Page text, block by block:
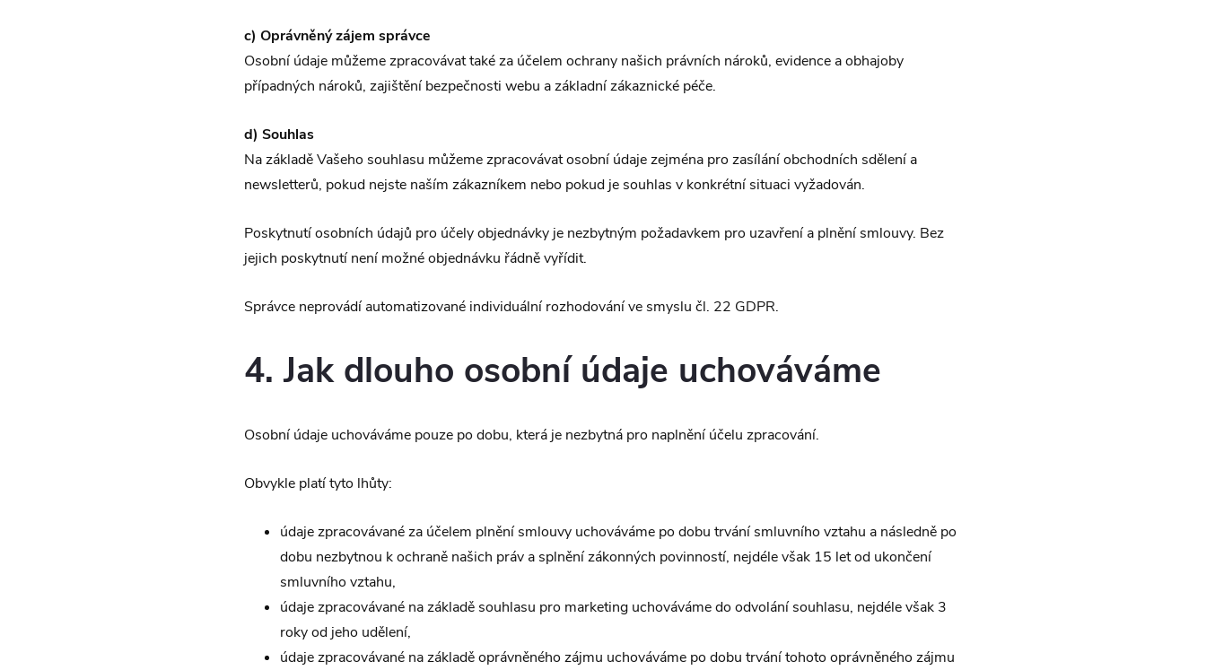
c) Oprávněný zájem správce
Osobní údaje můžeme zpracovávat také za účelem ochrany našich právních nároků, evidence a obhajoby
případných nároků, zajištění bezpečnosti webu a základní zákaznické péče.
d) Souhlas
Na základě Vašeho souhlasu můžeme zpracovávat osobní údaje zejména pro zasílání obchodních sdělení a
newsletterů, pokud nejste naším zákazníkem nebo pokud je souhlas v konkrétní situaci vyžadován.
Poskytnutí osobních údajů pro účely objednávky je nezbytným požadavkem pro uzavření a plnění smlouvy. Bez
jejich poskytnutí není možné objednávku řádně vyřídit.
Správce neprovádí automatizované individuální rozhodování ve smyslu čl. 22 GDPR.
4. Jak dlouho osobní údaje uchováváme
Osobní údaje uchováváme pouze po dobu, která je nezbytná pro naplnění účelu zpracování.
Obvykle platí tyto lhůty:
údaje zpracovávané za účelem plnění smlouvy uchováváme po dobu trvání smluvního vztahu a následně po
dobu nezbytnou k ochraně našich práv a splnění zákonných povinností, nejdéle však 15 let od ukončení
smluvního vztahu,
údaje zpracovávané na základě souhlasu pro marketing uchováváme do odvolání souhlasu, nejdéle však 3
roky od jeho udělení,
údaje zpracovávané na základě oprávněného zájmu uchováváme po dobu trvání tohoto oprávněného zájmu